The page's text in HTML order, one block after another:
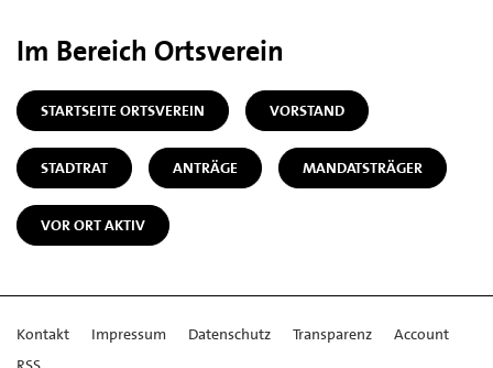
Im Bereich Ortsverein
STARTSEITE ORTSVEREIN VORSTAND
STADTRAT ANTRÄGE MANDATSTRÄGER
VOR ORT AKTIV
Kontakt Impressum Datenschutz Transparenz
Account